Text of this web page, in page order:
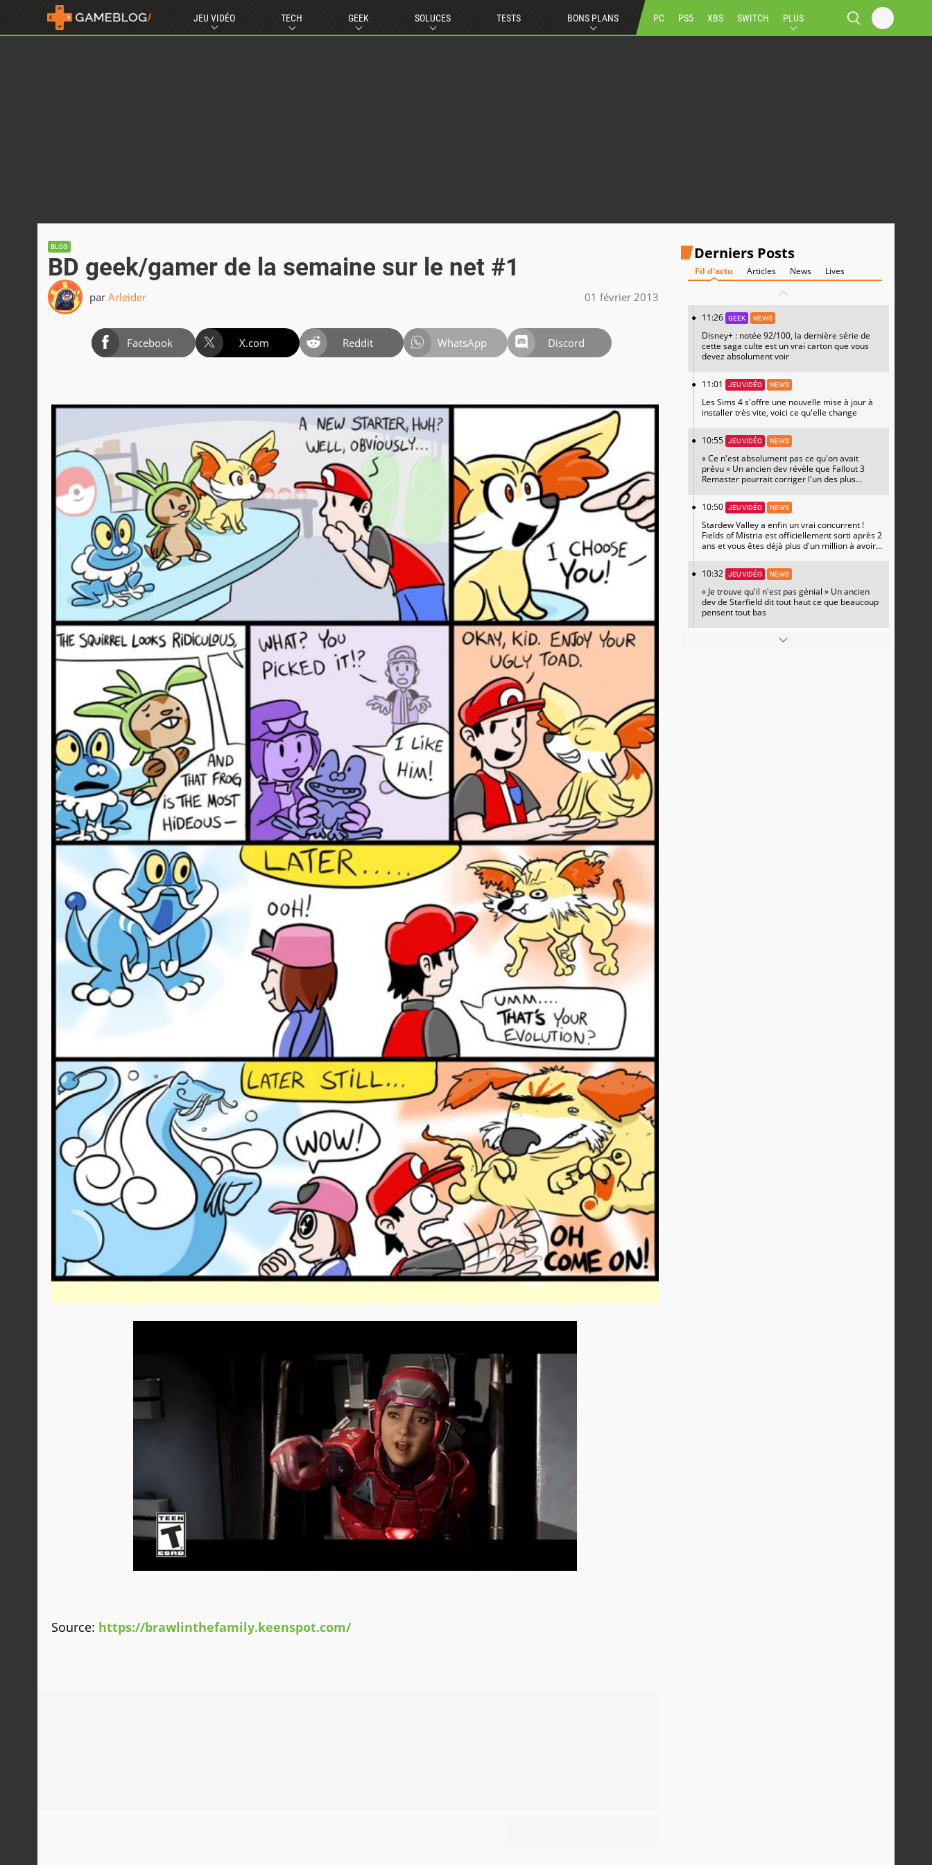
JEU VIDÉO TECH GEEK SOLUCES TESTS BONS PLANS PC PS5 XBS SWITCH PLUS
BLOG
BD geek/gamer de la semaine sur le net #1
par Arleider 01 février 2013
Facebook X.com Reddit WhatsApp Discord
Source: https://brawlinthefamily.keenspot.com/
Derniers Posts
Fil d'actu Articles News Lives
11:26 GEEK NEWS
Disney+ : notée 92/100, la dernière série de
cette saga culte est un vrai carton que vous
devez absolument voir
11:01 JEU VIDÉO NEWS
Les Sims 4 s'offre une nouvelle mise à jour à
installer très vite, voici ce qu'elle change
10:55 JEU VIDÉO NEWS
« Ce n'est absolument pas ce qu'on avait
prévu » Un ancien dev révèle que Fallout 3
Remaster pourrait corriger l'un des plus
10:50
JEU VIDÉO NEWS
Stardew Valley a enfin un vrai concurrent !
Fields of Mistria est officiellement sorti après 2
ans et vous êtes déjà plus d'un million à avoir
10:32
JEU VIDÉO NEWS
« Je trouve qu'il n'est pas génial » Un ancien
dev de Starfield dit tout haut ce que beaucoup
pensent tout bas